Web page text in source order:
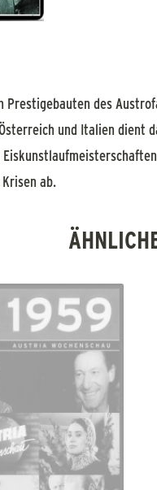
Prestigebauten des
und Italien dient
ab.